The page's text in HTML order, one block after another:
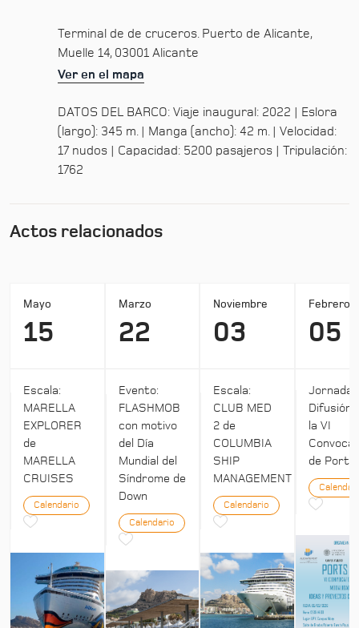
Terminal de de cruceros. Puerto de Alicante,
Muelle 14, 03001 Alicante
Ver en el mapa
DATOS DEL BARCO: Viaje inaugural: 2022 | Eslora
(largo): 345 m. | Manga (ancho): 42 m. | Velocidad:
17 nudos | Capacidad: 5200 pasajeros | Tripulación:
1762
Actos relacionados
Mayo
15
Escala:
MARELLA
EXPLORER
de
MARELLA
CRUISES
Calendario
Marzo
22
Evento:
FLASHMOB
con motivo
del Día
Mundial del
Síndrome de
Down
Calendario
Noviembre
03
Escala:
CLUB MED
2 de
COLUMBIA
SHIP
MANAGEMENT
Calendario
Febrero
05
Jornada:
Difusión
la VI
de Ports